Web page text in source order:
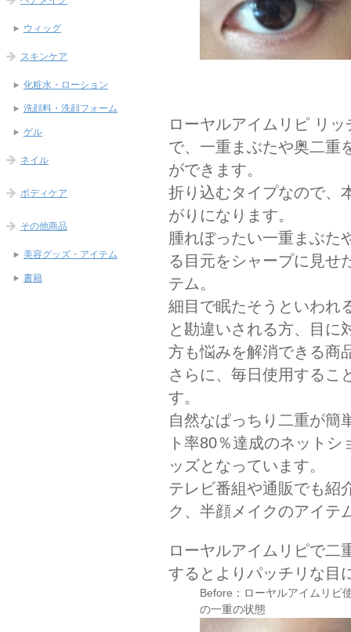
ローヤルアイムリピ リ
で、一重まぶたや奥二重
ができます。
折り込むタイプなので、
がりになります。
腫れぼったい一重まぶた
る目元をシャープに見せ
テム。
細目で眠たそうといわれ
と勘違いされる方、目に
方も悩みを解消できる商
さらに、毎日使用するこ
す。
自然なぱっちり二重が簡
ト率80％達成のネット
ッズとなっています。
テレビ番組や通販でも紹
ク、半顔メイクのアイテ
ローヤルアイムリピで二
するとよりパッチリな目
Before：ローヤルアイムリピ
の一重の状態
ウィッグ
スキンケア
化粧水・ローション
洗顔料・洗顔フォーム
ゲル
ネイル
ボディケア
その他商品
美容グッズ・アイテム
書籍